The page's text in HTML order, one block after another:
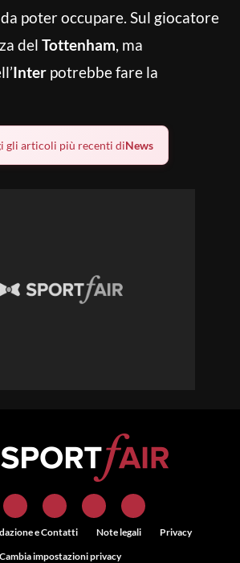
poter occupare. Sul giocatore
del Tottenham, ma
Inter potrebbe fare la
gli articoli più recenti diNews
e Contatti Note legali
Privacy
Cambia impostazioni privacy